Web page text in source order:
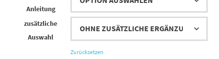
Anleitung
zusätzliche
Auswahl
Zurücksetzen